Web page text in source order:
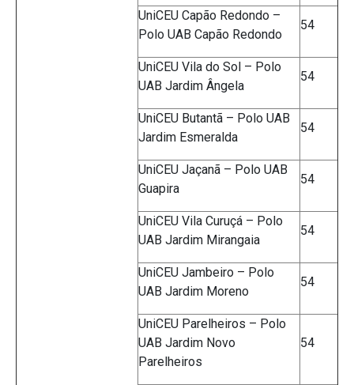
UniCEU Capão Redondo –
Polo UAB Capão Redondo
54
UniCEU Vila do Sol – Polo
UAB Jardim Ângela
54
UniCEU Butantã – Polo UAB
Jardim Esmeralda
54
UniCEU Jaçanã – Polo UAB
Guapira
54
UniCEU Vila Curuçá – Polo
UAB Jardim Mirangaia
54
UniCEU Jambeiro – Polo
UAB Jardim Moreno
54
UniCEU Parelheiros – Polo
UAB Jardim Novo
Parelheiros
54